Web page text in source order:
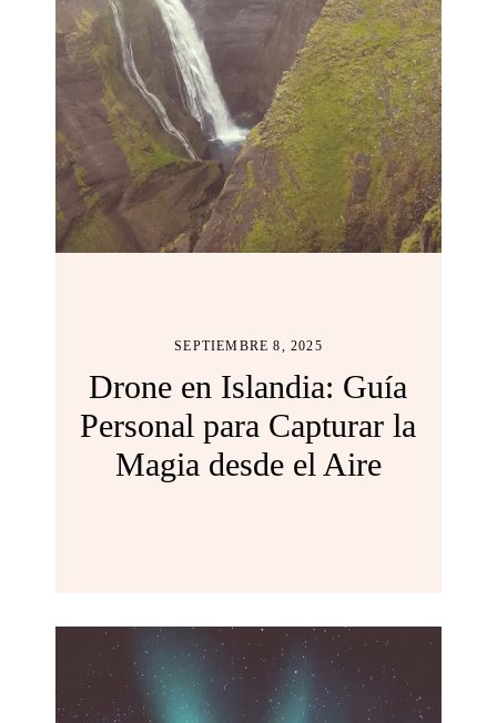
SEPTIEMBRE 8, 2025
Drone en Islandia: Guía
Personal para Capturar la
Magia desde el Aire